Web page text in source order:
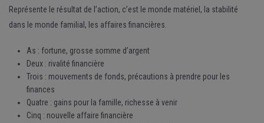
Représente le résultat de l’action, c’est le monde matériel, la stabilité
dans le monde familial, les affaires financières.
As : fortune, grosse somme d’argent
Deux : rivalité financière
Trois : mouvements de fonds, précautions à prendre pour les
finances
Quatre : gains pour la famille, richesse à venir
Cinq : nouvelle affaire financière